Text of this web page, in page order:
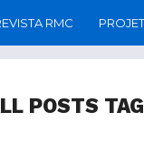
RMC
POSTS